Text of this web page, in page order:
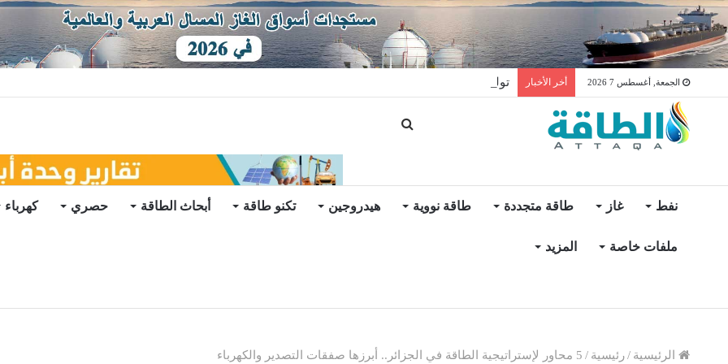
الجمعة, أغسطس 7 2026 أخر الأخبار توليد الكهرباء بالغاز في الإمارات يرتفع للعام الثاني
نفط غاز طاقة متجددة طاقة نووية هيدروجين تكنو طاقة أبحاث الطاقة حصري كهرباء
ملفات خاصة المزيد
الرئيسية /رئيسية / 5 محاور لإستراتيجية الطاقة في الجزائر.. أبرزها صفقات التصدير والكهرباء